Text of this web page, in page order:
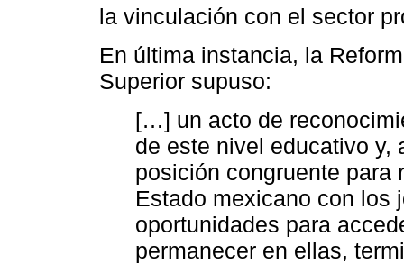
la vinculación con el sector
En última instancia, la
Superior supuso:
[…] un acto de
de este nivel educativo y,
posición congruente para
Estado mexicano con los
oportunidades para
permanecer en ellas,